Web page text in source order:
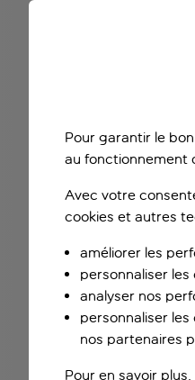
Pour garantir le
au fonctionnement
Avec votre
cookies et autres
améliorer les
personnaliser
analyser nos
personnaliser
nos partenaires
Pour en savoir